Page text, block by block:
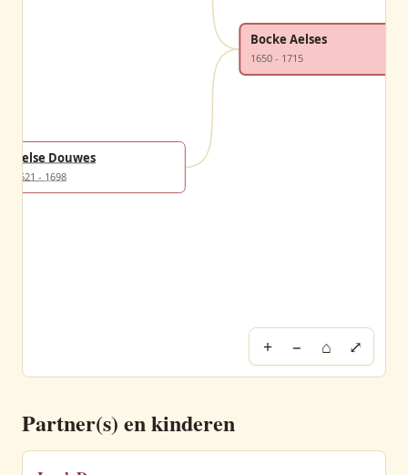
Aelse Douwes
1621 - 1698
Bocke Aelses
1650 - 1715
+ − ⌂ ⤢
Partner(s) en kinderen